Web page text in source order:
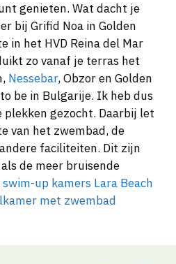
genieten. Wat dacht je
bij Grifid Noa in Golden
in het HVD Reina del Mar
zo vanaf je terras het
Nessebar, Obzor en Golden
be in Bulgarije. Ik heb dus
plekken gezocht. Daarbij let
van het zwembad, de
faciliteiten. Dit zijn
de meer bruisende
swim-up kamers Lara Beach
met zwembad